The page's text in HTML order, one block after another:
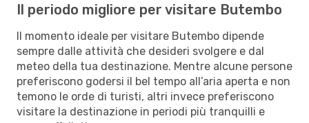
Il periodo migliore per visitare Butembo
Il momento ideale per visitare Butembo dipende
sempre dalle attività che desideri svolgere e dal
meteo della tua destinazione. Mentre alcune persone
preferiscono godersi il bel tempo all’aria aperta e non
temono le orde di turisti, altri invece preferiscono
visitare la destinazione in periodi più tranquilli e